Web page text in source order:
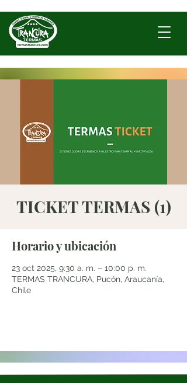
TICKET TERMAS (1)
Horario y ubicación
23 oct 2025, 9:30 a. m. – 10:00 p. m.
TERMAS TRANCURA, Pucón, Araucanía,
Chile